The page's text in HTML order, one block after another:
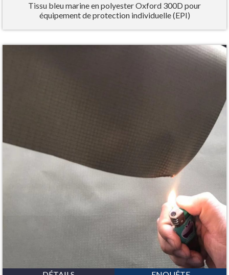
Tissu bleu marine en polyester Oxford 300D pour
équipement de protection individuelle (EPI)